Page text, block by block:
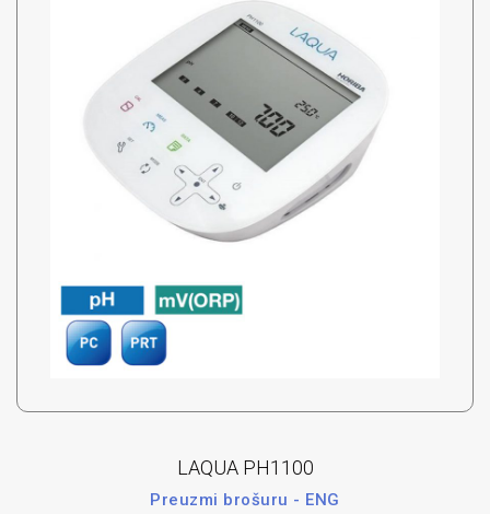
LAQUA PH1100
Preuzmi brošuru - ENG